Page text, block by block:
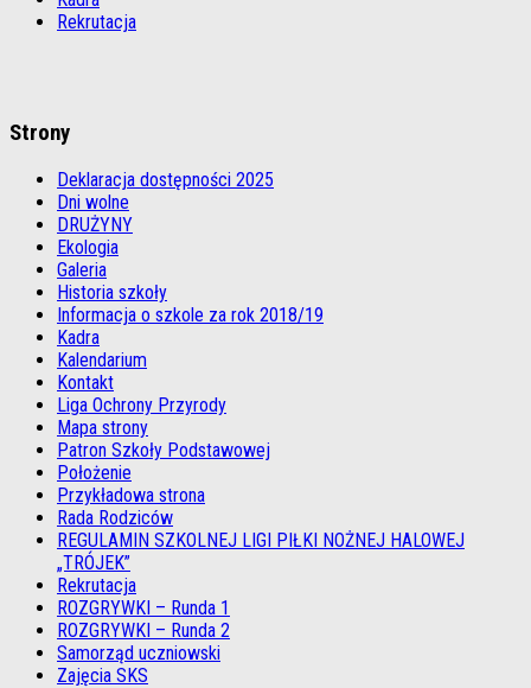
Rekrutacja
Strony
Deklaracja dostępności 2025
Dni wolne
DRUŻYNY
Ekologia
Galeria
Historia szkoły
Informacja o szkole za rok 2018/19
Kadra
Kalendarium
Kontakt
Liga Ochrony Przyrody
Mapa strony
Patron Szkoły Podstawowej
Położenie
Przykładowa strona
Rada Rodziców
REGULAMIN SZKOLNEJ LIGI PIŁKI NOŻNEJ HALOWEJ
„TRÓJEK”
Rekrutacja
ROZGRYWKI – Runda 1
ROZGRYWKI – Runda 2
Samorząd uczniowski
Zajęcia SKS